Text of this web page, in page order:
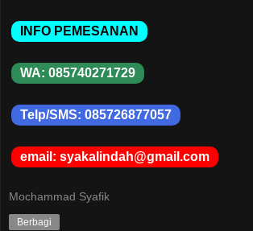
INFO PEMESANAN
WA: 085740271729
Telp/SMS: 085726877057
email: syakalindah@gmail.com
Mochammad Syafik
Berbagi